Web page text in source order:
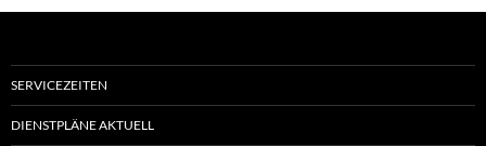
SERVICEZEITEN
DIENSTPLÄNE AKTUELL